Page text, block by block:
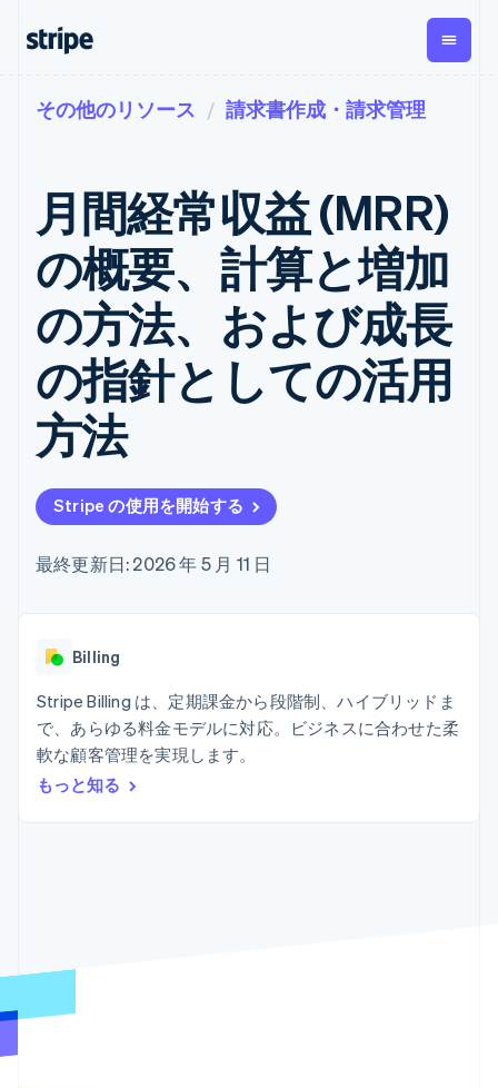
支払い
オンライン決
済
Managed
Payments
マーチャント
オブレコード
ソリューショ
ン
Payment links
コーディング
不要の決済ペ
ージ
Checkout
構築済み決済
UI
Elements
ポーネント
決済手段
済手段を利用
Boost
決済成功率の
Link
スピーディー
な決済
収益
経常収益
Metronome
従量課金
サブスクリ
プション
サブスクリ
プションの
管理
Invoicing
1 回限りまた
は継続
Recognition
自動化
データの同
期
資金管
Global
Payouts
第三者
への入
金
イス
プラッ
フォー
決済の
築
Atlas
企業規模別
ユースケース別
エージェンティックコマ
ース
E コマース / ECサイト
埋込型金融
請求・財務関連
プラットフォーム
SaaS
ゲーム
ホスピタリティ、旅行、
レジャー
保険
メディアおよびエンター
ドキュメント
ライブラリと SDK
Stripe Apps
ガイド
オンライン決済を受け付
け
構築済みの決済を実装
理
従量課金請求を提供
のカードを発行
エージェントによるサー
と管理
リソース
アプリへの導入
コードサンプル
学ぶ
ガイド
サポート
サポートに問い合わせる
管理サポートプラン
プロフェッショナルサー
ビス
会社
製品ロードマップ
レンス
ニュースルーム
お問い合わせ
営業にお問い合わせ
その他のリソース 請求書作成・請求管理
月間経常収益 (MRR)
の概要、計算と増加
の方法、および成長
の指針としての活用
方法
Stripe の使用を開始する
最終更新日: 2026 年 5 月 11 日
Billing
Stripe Billing は、定期課金から段階制、ハイブリッドま
で、あらゆる料金モデルに対応。ビジネスに合わせた柔
軟な顧客管理を実現します。
もっと知る